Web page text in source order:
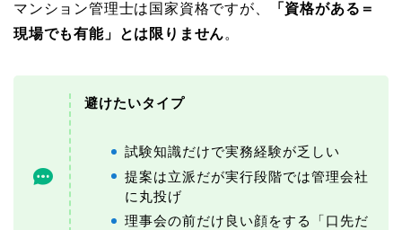
マンション管理士は国家資格ですが、
「資格がある＝
現場でも有能」とは限りません。
避けたいタイプ
試験知識だけで実務経験が乏しい
提案は立派だが実行段階では管理会社
に丸投げ
理事会の前だけ良い顔をする「口先だ